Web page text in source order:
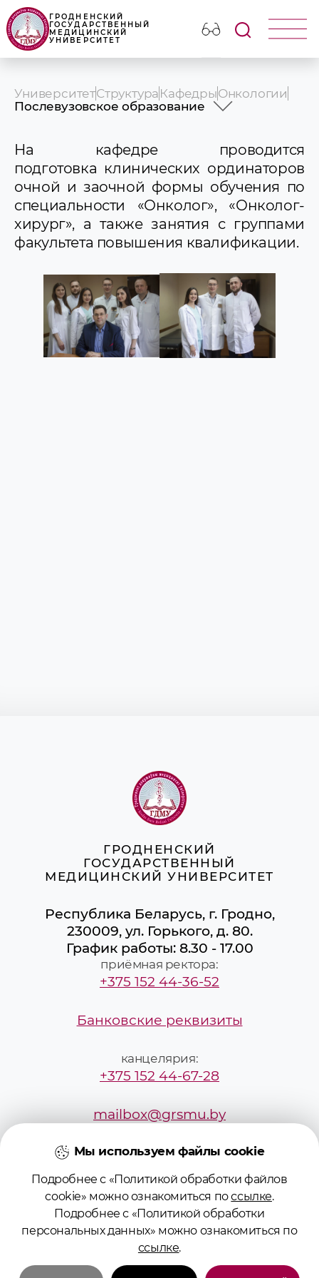
ГРОДНЕНСКИЙ
ГОСУДАРСТВЕННЫЙ
МЕДИЦИНСКИЙ
УНИВЕРСИТЕТ
УниверситетСтруктура КафедрыОнкологии
Послевузовское образование
Профессорско-преподавательский
Учебная работа
Послевузовское образование
Научная работа
Клиническая работа
Идеологическая и воспитательная
работа
Новости и объявления
На кафедре проводится
подготовка клинических ординаторов
очной и заочной формы обучения по
специальности «Онколог», «Онколог-
хирург», а также занятия с группами
факультета повышения квалификации.
ГРОДНЕНСКИЙ
ГОСУДАРСТВЕННЫЙ
МЕДИЦИНСКИЙ УНИВЕРСИТЕТ
Республика Беларусь, г. Гродно,
230009, ул. Горького, д. 80.
График работы: 8.30 - 17.00
приёмная ректора:
+375 152 44-36-52
Банковские реквизиты
канцелярия:
+375 152 44-67-28
mailbox@grsmu.by
приёмная комиссия:
+375295229887
pk@grsmu.by
Мы используем файлы cookie
Подробнее с «Политикой обработки файлов
cookie» можно ознакомиться поссылке.
Подробнее с «Политикой обработки
персональных данных» можно ознакомиться по
ссылке.